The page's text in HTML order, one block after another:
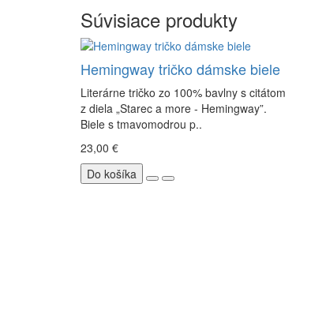
Súvisiace produkty
Hemingway tričko dámske biele
Literárne tričko zo 100% bavlny s citátom
z diela „Starec a more - Hemingway”.
Biele s tmavomodrou p..
23,00 €
Do košíka